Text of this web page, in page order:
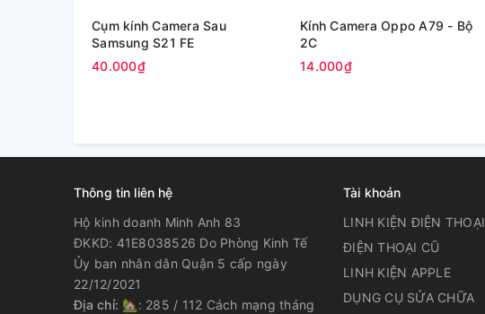
Cụm kính Camera Sau
Samsung S21 FE
40.000₫
Kính Camera Oppo A79 - Bộ
2C
14.000₫
Thông tin liên hệ
Hộ kinh doanh Minh Anh 83
ĐKKD: 41E8038526 Do Phòng Kinh Tế
Ủy ban nhân dân Quận 5 cấp ngày
22/12/2021
Địa chỉ: 🏡: 285 / 112 Cách mạng tháng
Tài khoản
LINH KIỆN ĐIỆN THOẠI
ĐIỆN THOẠI CŨ
LINH KIỆN APPLE
DỤNG CỤ SỬA CHỮA